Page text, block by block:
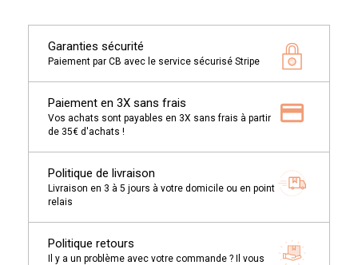
Garanties sécurité
Paiement par CB avec le service sécurisé Stripe
Paiement en 3X sans frais
Vos achats sont payables en 3X sans frais à partir
de 35€ d'achats !
Politique de livraison
Livraison en 3 à 5 jours à votre domicile ou en point
relais
Politique retours
Il y a un problème avec votre commande ? Il vous